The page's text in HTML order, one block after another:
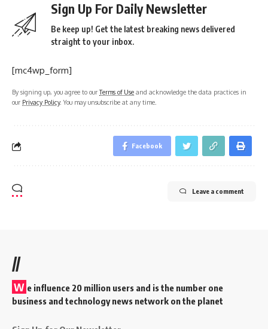
Sign Up For Daily Newsletter
Be keep up! Get the latest breaking news delivered
straight to your inbox.
[mc4wp_form]
By signing up, you agree to ourTerms of Use and acknowledge the data practices in
our Privacy Policy. You may unsubscribe at any time.
Facebook
Leave a comment
//
W e influence 20 million users and is the number one
business and technology news network on the planet